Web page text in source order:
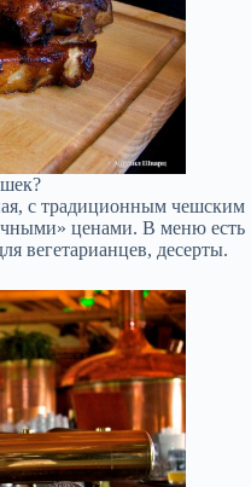
с традиционным чешским
ценами. В меню есть
вегетарианцев, десерты.